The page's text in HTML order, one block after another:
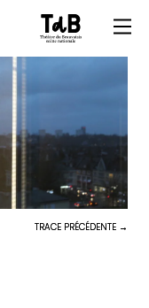
TRACE PRÉCÉDENTE →